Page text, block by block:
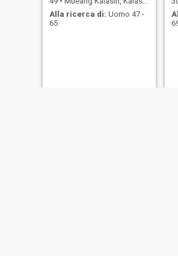
Alla ricerca di: Uomo 47 -
65